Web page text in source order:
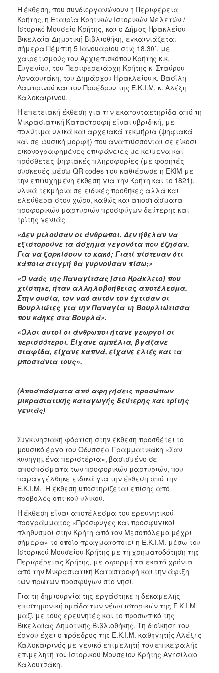
Η έκθεση, που συνδιοργανώνουν η Περιφέρεια
Κρήτης, η Εταιρία Κρητικών Ιστορικών Μελετών /
Ιστορικό Μουσείο Κρήτης, και ο Δήμος Ηρακλείου-
Βικελαία Δημοτική Βιβλιοθήκη, εγκαινιάζεται
σήμερα Πέμπτη 5 Ιανουαρίου στις 18.30΄, με
χαιρετισμούς του Αρχιεπισκόπου Κρήτης κ.κ.
Ευγενίου, του Περιφερειάρχη Κρήτης κ. Σταύρου
Αρναουτάκη, του Δημάρχου Ηρακλείου κ. Βασίλη
Λαμπρινού και του Προέδρου της Ε.Κ.Ι.Μ. κ. Αλέξη
Καλοκαιρινού.
Η επετειακή έκθεση για την εκατονταετηρίδα από τη
Μικρασιατική Καταστροφή είναι υβριδική, με
πολύτιμα υλικά και αρχειακά τεκμήρια (ψηφιακά
και σε φυσική μορφή) που αναπτύσσονται σε είκοσι
εικονογραφημένες επιφάνειες με κείμενα και
πρόσθετες ψηφιακές πληροφορίες (με φορητές
συσκευές μέσω QR codes που καθιέρωσε η ΕΚΙΜ με
την επιτυχημένη έκθεση για την Κρήτη και το 1821),
υλικά τεκμήρια σε ειδικές προθήκες αλλά και
ελεύθερα στον χώρο, καθώς και αποσπάσματα
προφορικών μαρτυριών προσφύγων δεύτερης και
τρίτης γενιάς.
«Δεν μιλούσαν οι άνθρωποι. Δεν ήθελαν να
εξιστορούνε τα άσχημα γεγονότα που έζησαν.
Για να ξορκίσουν το κακό; Γιατί πίστευαν ότι
κάποια στιγμή θα γυρνούσαν πίσω;»
«Ο ναός της Παναγίτσας [στο Ηράκλειο] που
χτίστηκε, ήταν αλληλοβοήθειας αποτέλεσμα.
Στην ουσία, τον ναό αυτόν τον έχτισαν οι
Βουρλιώτες για την Παναγία τη Βουρλιώτισσα
που κάηκε στα Βουρλά».
«Όλοι αυτοί οι άνθρωποι ήτανε γεωργοί οι
περισσότεροι. Είχανε αμπέλια, βγάζανε
σταφίδα, είχανε καπνά, είχανε ελιές και τα
μποστάνια τους».
(Αποσπάσματα από αφηγήσεις προσώπων
μικρασιατικής καταγωγής δεύτερης και τρίτης
γενιάς)
Συγκινησιακή φόρτιση στην έκθεση προσθέτει το
μουσικό έργο του Οδυσσέα Γραμματικάκη «Σαν
κυνηγημένα περιστέρια», βασισμένο σε
αποσπάσματα των προφορικών μαρτυριών, που
παραγγέλθηκε ειδικά για την έκθεση από την
Ε.Κ.Ι.Μ. Η έκθεση υποστηρίζεται επίσης από
προβολές οπτικού υλικού.
Η έκθεση είναι αποτέλεσμα του ερευνητικού
προγράμματος «Πρόσφυγες και προσφυγικοί
πληθυσμοί στην Κρήτη από τον Μεσοπόλεμο μέχρι
σήμερα» το οποίο πραγματοποιεί η Ε.Κ.Ι.Μ. μέσω του
Ιστορικού Μουσείου Κρήτης με τη χρηματοδότηση της
Περιφέρειας Κρήτης, με αφορμή τα εκατό χρόνια
από την Μικρασιατική Καταστροφή και την άφιξη
των πρώτων προσφύγων στο νησί.
Για τη δημιουργία της εργάστηκε η δεκαμελής
επιστημονική ομάδα των νέων ιστορικών της Ε.Κ.Ι.Μ.
μαζί με τους ερευνητές και το προσωπικό της
Βικελαίας Δημοτικής Βιβλιοθήκης. Τη διοίκηση του
έργου έχει ο πρόεδρος της Ε.Κ.Ι.Μ. καθηγητής Αλέξης
Καλοκαιρινός με γενικό επιμελητή τον επικεφαλής
επιμελητή του Ιστορικού Μουσείου Κρήτης Αγησίλαο
Καλουτσάκη.